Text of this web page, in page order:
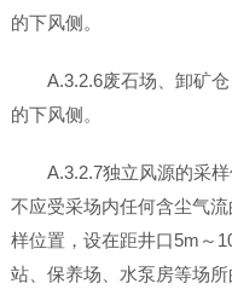
的下风侧。
A.3.2.6废石场、卸矿
的下风侧。
A.3.2.7独立风源的采
不应受采场内任何含尘气
样位置，设在距井口5m～
站、保养场、水泵房等场